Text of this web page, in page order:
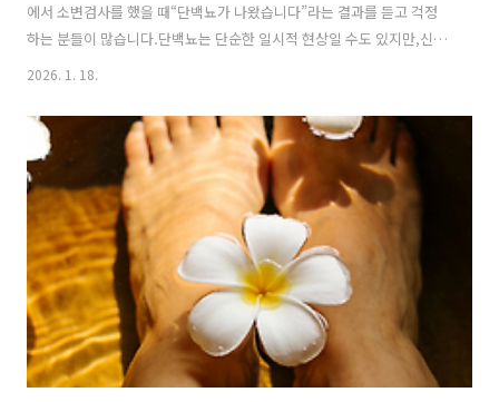
에서 소변검사를 했을 때“단백뇨가 나왔습니다”라는 결과를 듣고 걱정
하는 분들이 많습니다.단백뇨는 단순한 일시적 현상일 수도 있지만,신장
질환의 초기 신호일 수도 있기 때문에 정확한 이해가 필요합니다.단백뇨
장은 혈액 속 단백질이 소변으로 빠져나가지 않도록 걸러주는 역할을 합
니다.하지만 신장 여과막이 손상되거나 기능에 이상이 생기면단백질이
소변으로 새어나오게 됩니다.1. 단백뇨가 생기는 원리신장은 사구체라
는 미세한 필터를 통해혈액 속 노폐물은 걸러내고, 단백질과 같은 중요한
물질은 다시 몸 안으로 돌려보냅니다.이 여과 기능에 문제가 생기면알부
민 같은 단백질이 소변으로 빠져나오..
2026. 1. 18.